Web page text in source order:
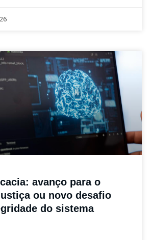
avanço para o
ou novo desafio
do sistema